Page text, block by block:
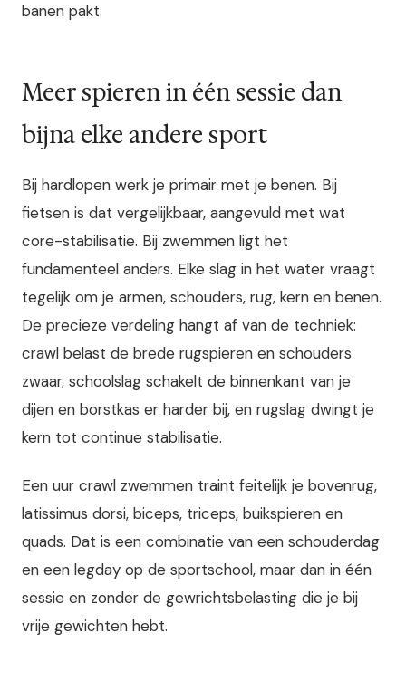
banen pakt.
Meer spieren in één sessie dan
bijna elke andere sport
Bij hardlopen werk je primair met je benen. Bij
fietsen is dat vergelijkbaar, aangevuld met wat
core-stabilisatie. Bij zwemmen ligt het
fundamenteel anders. Elke slag in het water vraagt
tegelijk om je armen, schouders, rug, kern en benen.
De precieze verdeling hangt af van de techniek:
crawl belast de brede rugspieren en schouders
zwaar, schoolslag schakelt de binnenkant van je
dijen en borstkas er harder bij, en rugslag dwingt je
kern tot continue stabilisatie.
Een uur crawl zwemmen traint feitelijk je bovenrug,
latissimus dorsi, biceps, triceps, buikspieren en
quads. Dat is een combinatie van een schouderdag
en een legday op de sportschool, maar dan in één
sessie en zonder de gewrichtsbelasting die je bij
vrije gewichten hebt.